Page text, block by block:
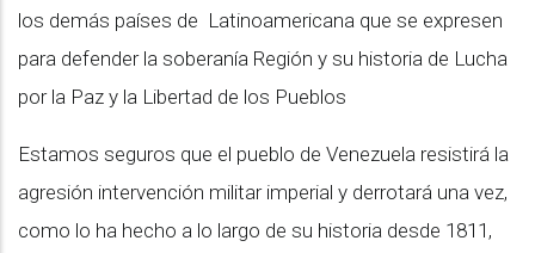
los demás países de Latinoamericana que se expresen
para defender la soberanía Región y su historia de Lucha
por la Paz y la Libertad de los Pueblos
Estamos seguros que el pueblo de Venezuela resistirá la
agresión intervención militar imperial y derrotará una vez,
como lo ha hecho a lo largo de su historia desde 1811,